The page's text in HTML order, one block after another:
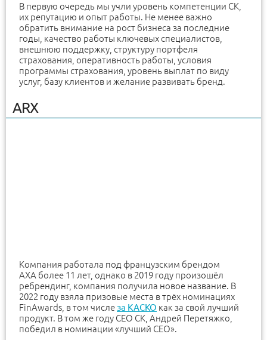
В первую очередь мы учли уровень компетенции СК,
их репутацию и опыт работы. Не менее важно
обратить внимание на рост бизнеса за последние
годы, качество работы ключевых специалистов,
внешнюю поддержку, структуру портфеля
страхования, оперативность работы, условия
программы страхования, уровень выплат по виду
услуг, базу клиентов и желание развивать бренд.
ARX
Компания работала под французским брендом
AXA более 11 лет, однако в 2019 году произошёл
ребрендинг, компания получила новое название. В
2022 году взяла призовые места в трёх номинациях
FinAwards, в том числе за КАСКО как за свой лучший
продукт. В том же году СЕО СК, Андрей Перетяжко,
победил в номинации «лучший СЕО».